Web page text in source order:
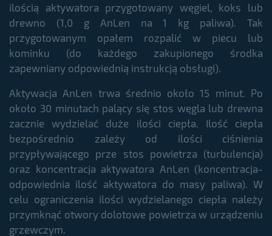
ilością aktywatora przygotowany węgiel, koks lub
drewno (1,0 g AnLen na 1 kg paliwa). Tak
przygotowanym opałem rozpalić w piecu lub
kominku (do każdego zakupionego środka
zapewniany odpowiednią instrukcją obsługi).
Aktywacja AnLen trwa średnio około 15 minut. Po
około 30 minutach palący się stos węgla lub drewna
zacznie wydzielać duże ilości ciepła. Ilość ciepła
bezpośrednio zależy od ilości ciśnienia
przypływającego prze stos powietrza (turbulencja)
oraz koncentracja aktywatora AnLen (koncentracja-
odpowiednia ilość aktywatora do masy paliwa). W
celu ograniczenia ilości wydzielanego ciepła należy
przymknąć otwory dolotowe powietrza w urządzeniu
grzewczym.